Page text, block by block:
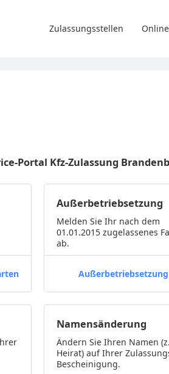
Zulassungsstellen
Portal Kfz-Zulassung
Außerbetriebsetzung
Melden Sie Ihr nach dem
01.01.2015 zugelassenes
ab.
Namensänderung
Ändern Sie Ihren Namen
Heirat) auf Ihrer
Bescheinigung.